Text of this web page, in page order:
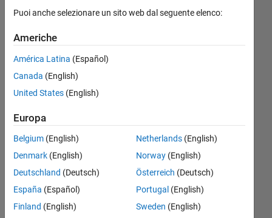
vector
from
desired
location
to its
Sadiq
Akbar
15 Gen
2
Risposte
Puoi anche selezionare un sito web dal seguente elenco:
Americhe
América Latina (Español)
Canada (English)
United States (English)
Europa
Belgium (English)
Denmark (English)
Deutschland (Deutsch)
España (Español)
Finland (English)
Netherlands(English)
Norway(English)
Österreich (Deutsch)
Portugal (English)
Sweden (English)